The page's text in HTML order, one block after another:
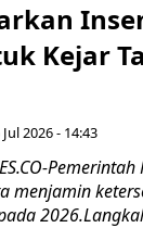
Kejar
2026 - 14:43
menjamin